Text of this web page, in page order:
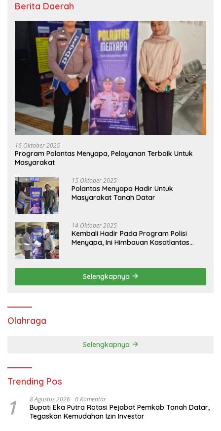
Berita Daerah
16 Oktober 2025
Program Polantas Menyapa, Pelayanan Terbaik Untuk
Masyarakat
15 Oktober 2025
Polantas Menyapa Hadir Untuk
Masyarakat Tanah Datar
14 Oktober 2025
Kembali Hadir Pada Program Polisi
Menyapa, Ini Himbauan Kasatlantas
Selengkapnya
Olahraga
Selengkapnya
Trending Pos
1 8 Agustus 2026 0 Komentar
Bupati Eka Putra Rotasi Pejabat Pemkab Tanah Datar,
Tegaskan Kemudahan Izin Investor